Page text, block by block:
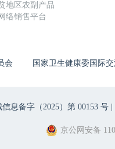
地区农副产品
络销售平台
会 国家卫生健康委国际
息备字（2025）第 00153 号 |
京公网安备